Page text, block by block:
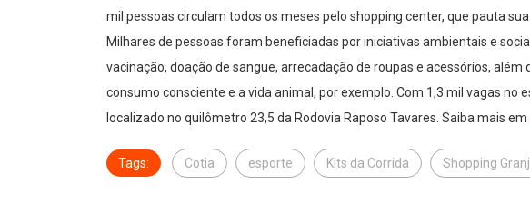
mil pessoas circulam todos os meses pelo shopping center, que pauta
Milhares de pessoas foram beneficiadas por iniciativas ambientais e
vacinação, doação de sangue, arrecadação de roupas e acessórios,
consumo consciente e a vida animal, por exemplo. Com 1,3 mil vagas no
localizado no quilômetro 23,5 da Rodovia Raposo Tavares. Saiba mais em
Tags: Cotia esporte Kits da Corrida Shopping